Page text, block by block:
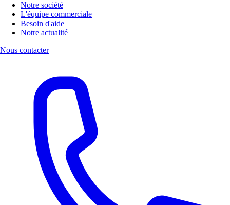
Notre société
L'équipe commerciale
Besoin d'aide
Notre actualité
Nous contacter